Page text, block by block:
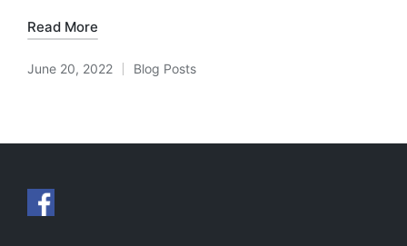
Read More
June 20, 2022
Posted
Blog Posts